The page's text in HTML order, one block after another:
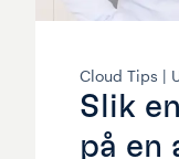
Cloud Tips |
Slik
på en